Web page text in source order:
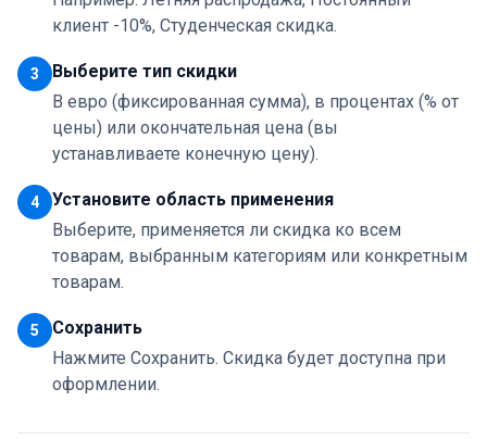
клиент -10%, Студенческая скидка.
3
Выберите тип скидки
В евро (фиксированная сумма), в процентах (% от
цены) или окончательная цена (вы
устанавливаете конечную цену).
4
Установите область применения
Выберите, применяется ли скидка ко всем
товарам, выбранным категориям или конкретным
товарам.
5
Сохранить
Нажмите Сохранить. Скидка будет доступна при
оформлении.